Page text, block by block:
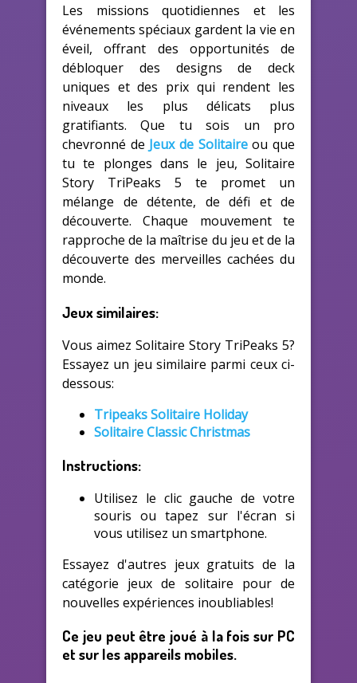
Les missions quotidiennes et les
événements spéciaux gardent la vie en
éveil, offrant des opportunités de
débloquer des designs de deck
uniques et des prix qui rendent les
niveaux les plus délicats plus
gratifiants. Que tu sois un pro
chevronné de Jeux de Solitaireou que
tu te plonges dans le jeu, Solitaire
Story TriPeaks 5 te promet un
mélange de détente, de défi et de
découverte. Chaque mouvement te
rapproche de la maîtrise du jeu et de la
découverte des merveilles cachées du
monde.
Jeux similaires:
Vous aimez Solitaire Story TriPeaks 5?
Essayez un jeu similaire parmi ceux ci-
dessous:
Tripeaks Solitaire Holiday
Solitaire Classic Christmas
Instructions:
Utilisez le clic gauche de votre
souris ou tapez sur l'écran si
vous utilisez un smartphone.
Essayez d'autres jeux gratuits de la
catégorie jeux de solitaire pour de
nouvelles expériences inoubliables!
Ce jeu peut être joué à la fois sur PC
et sur les appareils mobiles.